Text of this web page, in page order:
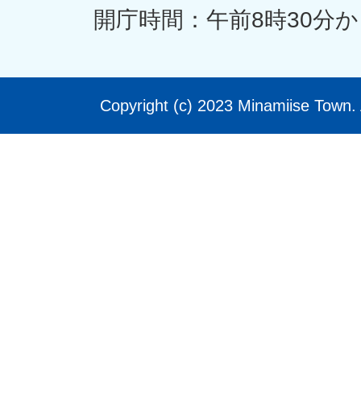
開庁時間：午前8時30分
Copyright (c) 2023 Minamiise